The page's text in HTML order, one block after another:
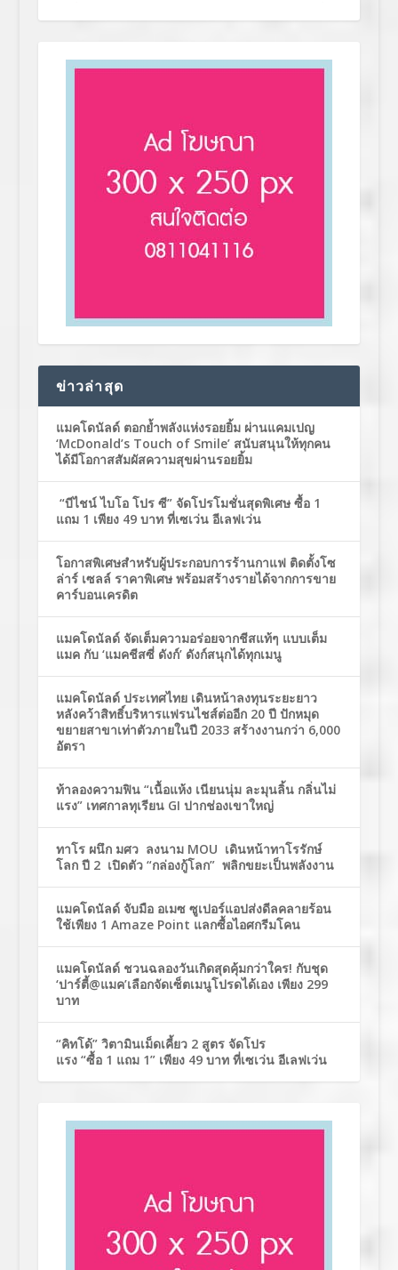
ข่าวล่าสุด
แมคโดนัลด์ ตอกย้ำพลังแห่งรอยยิ้ม ผ่านแคมเปญ
‘McDonald’s Touch of Smile’ สนับสนุนให้ทุกคน
ได้มีโอกาสสัมผัสความสุขผ่านรอยยิ้ม
“บีไชน์ ไบโอ โปร ซี” จัดโปรโมชั่นสุดพิเศษ ซื้อ 1
แถม 1 เพียง 49 บาท ที่เซเว่น อีเลฟเว่น
โอกาสพิเศษสำหรับผู้ประกอบการร้านกาแฟ ติดตั้งโซ
ล่าร์ เซลล์ ราคาพิเศษ พร้อมสร้างรายได้จากการขาย
คาร์บอนเครดิต
แมคโดนัลด์ จัดเต็มความอร่อยจากชีสแท้ๆ แบบเต็ม
แมค กับ ‘แมคชีสซี่ ดังก์’ ดังก์สนุกได้ทุกเมนู
แมคโดนัลด์ ประเทศไทย เดินหน้าลงทุนระยะยาว
หลังคว้าสิทธิ์บริหารแฟรนไชส์ต่ออีก 20 ปี ปักหมุด
ขยายสาขาเท่าตัวภายในปี 2033 สร้างงานกว่า 6,000
อัตรา
ท้าลองความฟิน “เนื้อแห้ง เนียนนุ่ม ละมุนลิ้น กลิ่นไม่
แรง” เทศกาลทุเรียน GI ปากช่องเขาใหญ่
ทาโร ผนึก มศว ลงนาม MOU เดินหน้าทาโรรักษ์
โลก ปี 2 เปิดตัว “กล่องกู้โลก” พลิกขยะเป็นพลังงาน
แมคโดนัลด์ จับมือ อเมซ ซูเปอร์แอปส่งดีลคลายร้อน
ใช้เพียง 1 Amaze Point แลกซื้อไอศกรีมโคน
แมคโดนัลด์ ชวนฉลองวันเกิดสุดคุ้มกว่าใคร! กับชุด
‘ปาร์ตี้@แมค’เลือกจัดเซ็ตเมนูโปรดได้เอง เพียง 299
บาท
“คิทโด้” วิตามินเม็ดเคี้ยว 2 สูตร จัดโปร
แรง “ซื้อ 1 แถม 1” เพียง 49 บาท ที่เซเว่น อีเลฟเว่น